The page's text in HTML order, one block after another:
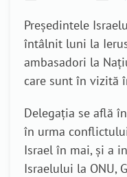
Președintele
întâlnit luni la
ambasadori la
care sunt în vizită
Delegația se află
în urma
Israel în mai, și a
Israelului la ONU,